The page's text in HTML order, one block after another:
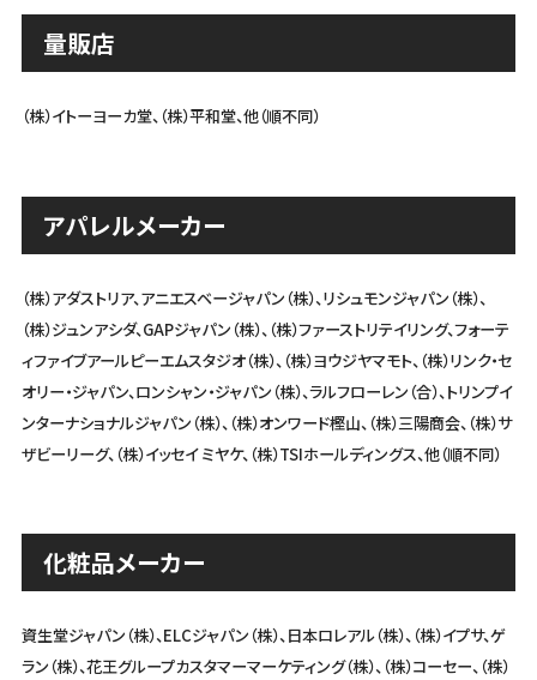
量販店
（株）イトーヨーカ堂、（株）平和堂、他（順不同）
アパレルメーカー
（株）アダストリア、アニエスベージャパン（株）、リシュモンジャパン（株）、
（株）ジュンアシダ、GAPジャパン（株）、 （株）ファーストリテイリング、フォーテ
ィファイブアールピーエムスタジオ（株）、（株）ヨウジヤマモト、 （株）リンク・セ
オリー・ジャパン、ロンシャン・ジャパン（株）、ラルフローレン（合）、トリンプイ
ンターナショナルジャパン（株）、 （株）オンワード樫山、（株）三陽商会、（株）サ
ザビーリーグ、（株）イッセイ ミヤケ、（株）TSIホールディングス、他（順不同）
化粧品メーカー
資生堂ジャパン（株）、ELCジャパン（株）、日本ロレアル（株）、（株）イプサ、ゲ
ラン（株）、花王グループカスタマーマーケティング（株）、 （株）コーセー、（株）